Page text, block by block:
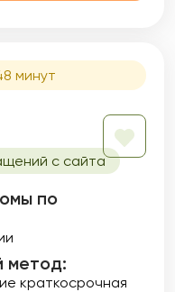
минут
с сайта
по
метод:
краткосрочная